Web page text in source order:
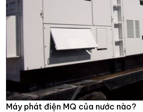
Máy phát điện MQ của nước nào?